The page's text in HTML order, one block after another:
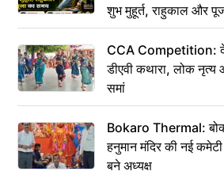
शुभ मुहूर्त, राहुकाल और
CCA Competition:
डीएवी कथारा, लोक नृत्य
समां
Bokaro Thermal:
हनुमान मंदिर की नई
बने अध्यक्ष